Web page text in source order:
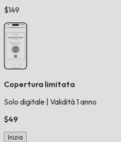
$149
Copertura limitata
Solo digitale Validità 1 anno
$49
Inizia